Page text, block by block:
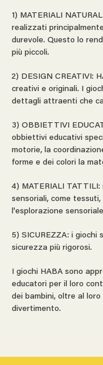
1) MATERIALI
realizzati
durevole. Questo lo
più piccoli.
2) DESIGN CREATIVI:
creativi e originali. I
dettagli attraenti che
3) OBBIETTIVI
obbiettivi educativi
motorie, la
forme e dei colori la
4) MATERIALI
sensoriali, come
l'esplorazione
5) SICUREZZA: i
sicurezza più rigorosi.
I giochi HABA sono
educatori per il loro
dei bambini, oltre al
divertimento.